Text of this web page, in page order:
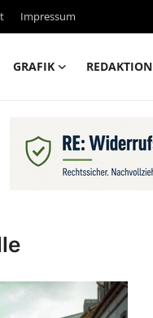
Impressum
GRAFIK REDAKTION